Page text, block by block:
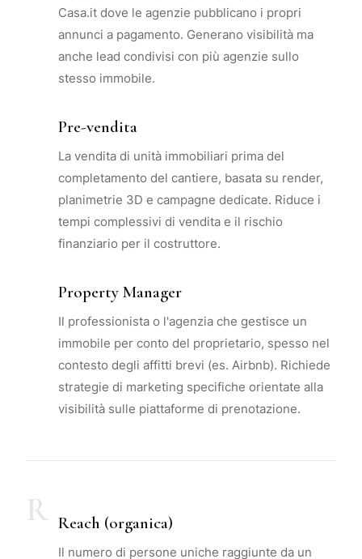
Casa.it dove le agenzie pubblicano i propri
annunci a pagamento. Generano visibilità ma
anche lead condivisi con più agenzie sullo
stesso immobile.
Pre-vendita
La vendita di unità immobiliari prima del
completamento del cantiere, basata su render,
planimetrie 3D e campagne dedicate. Riduce i
tempi complessivi di vendita e il rischio
finanziario per il costruttore.
Property Manager
Il professionista o l'agenzia che gestisce un
immobile per conto del proprietario, spesso nel
contesto degli affitti brevi (es. Airbnb). Richiede
strategie di marketing specifiche orientate alla
visibilità sulle piattaforme di prenotazione.
R Reach (organica)
Il numero di persone uniche raggiunte da un